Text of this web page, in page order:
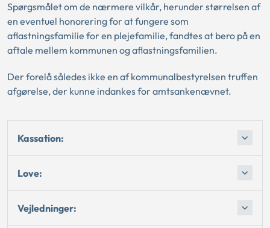
Spørgsmålet om de nærmere vilkår, herunder størrelsen af
en eventuel honorering for at fungere som
aflastningsfamilie for en plejefamilie, fandtes at bero på en
aftale mellem kommunen og aflastningsfamilien.
Der forelå således ikke en af kommunalbestyrelsen truffen
afgørelse, der kunne indankes for amtsankenævnet.
Kassation:
Love:
Vejledninger: